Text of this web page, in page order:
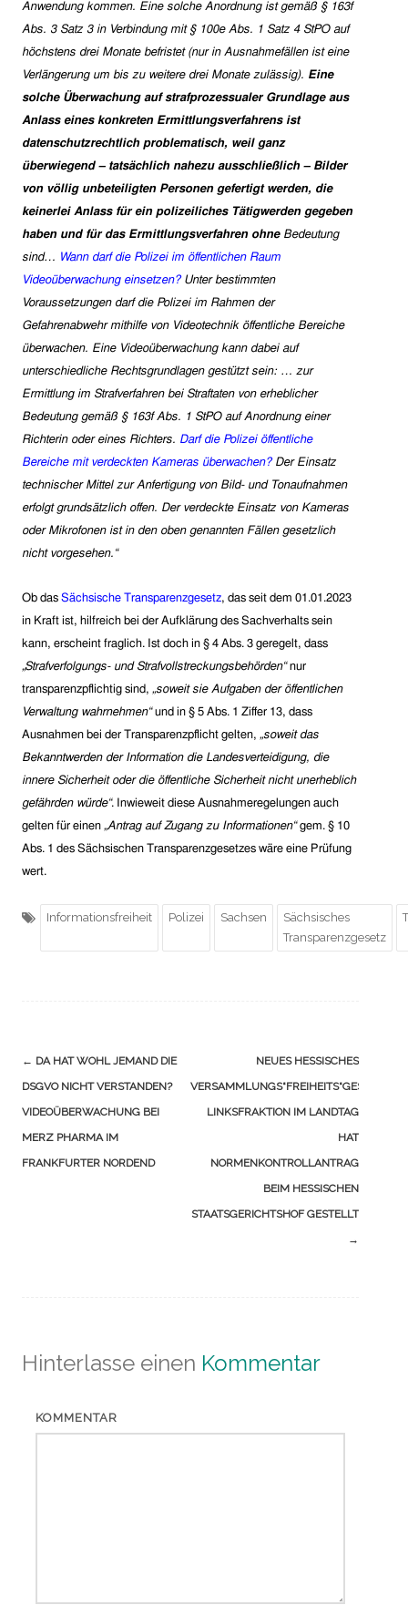
Anwendung kommen. Eine solche Anordnung ist gemäß § 163f
Abs. 3 Satz 3 in Verbindung mit § 100e Abs. 1 Satz 4 StPO auf
höchstens drei Monate befristet (nur in Ausnahmefällen ist eine
Verlängerung um bis zu weitere drei Monate zulässig). Eine
solche Überwachung auf strafprozessualer Grundlage aus
Anlass eines konkreten Ermittlungsverfahrens ist
datenschutzrechtlich problematisch, weil ganz
überwiegend – tatsächlich nahezu ausschließlich – Bilder
von völlig unbeteiligten Personen gefertigt werden, die
keinerlei Anlass für ein polizeiliches Tätigwerden gegeben
haben und für das Ermittlungsverfahren ohneBedeutung
sind… Wann darf die Polizei im öffentlichen Raum
Videoüberwachung einsetzen?Unter bestimmten
Voraussetzungen darf die Polizei im Rahmen der
Gefahrenabwehr mithilfe von Videotechnik öffentliche Bereiche
überwachen. Eine Videoüberwachung kann dabei auf
unterschiedliche Rechtsgrundlagen gestützt sein: … zur
Ermittlung im Strafverfahren bei Straftaten von erheblicher
Bedeutung gemäß § 163f Abs. 1 StPO auf Anordnung einer
Richterin oder eines Richters. Darf die Polizei öffentliche
Bereiche mit verdeckten Kameras überwachen?Der Einsatz
technischer Mittel zur Anfertigung von Bild- und Tonaufnahmen
erfolgt grundsätzlich offen. Der verdeckte Einsatz von Kameras
oder Mikrofonen ist in den oben genannten Fällen gesetzlich
nicht vorgesehen.“
Ob das Sächsische Transparenzgesetz, das seit dem 01.01.2023
in Kraft ist, hilfreich bei der Aufklärung des Sachverhalts sein
kann, erscheint fraglich. Ist doch in § 4 Abs. 3 geregelt, dass
„Strafverfolgungs- und Strafvollstreckungsbehörden“ nur
transparenzpflichtig sind, „soweit sie Aufgaben der öffentlichen
Verwaltung wahrnehmen“ und in § 5 Abs. 1 Ziffer 13, dass
Ausnahmen bei der Transparenzpflicht gelten, „soweit das
Bekanntwerden der Information die Landesverteidigung, die
innere Sicherheit oder die öffentliche Sicherheit nicht unerheblich
gefährden würde“. Inwieweit diese Ausnahmeregelungen auch
gelten für einen „Antrag auf Zugang zu Informationen“ gem. § 10
Abs. 1 des Sächsischen Transparenzgesetzes wäre eine Prüfung
wert.
Informationsfreiheit Polizei Sachsen
Sächsisches
Transparenzgesetz
Navigation
(Beiträge)
← DA HAT WOHL JEMAND DIE
DSGVO NICHT VERSTANDEN?
VIDEOÜBERWACHUNG BEI
MERZ PHARMA IM
FRANKFURTER NORDEND
NEUES HESSISCHES
VERSAMMLUNGS“FREIHEITS“GESETZ:
LINKSFRAKTION IM LANDTAG
HAT
NORMENKONTROLLANTRAG
BEIM HESSISCHEN
STAATSGERICHTSHOF GESTELLT
→
Hinterlasse einen Kommentar
KOMMENTAR